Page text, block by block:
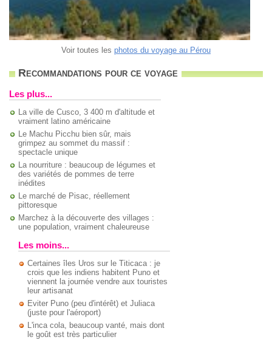
Voir toutes les photos du voyage au Pérou
Recommandations pour ce voyage
Les plus...
La ville de Cusco, 3 400 m d'altitude et
vraiment latino américaine
Le Machu Picchu bien sûr, mais
grimpez au sommet du massif :
spectacle unique
La nourriture : beaucoup de légumes et
des variétés de pommes de terre
inédites
Le marché de Pisac, réellement
pittoresque
Marchez à la découverte des villages :
une population, vraiment chaleureuse
Les moins...
Certaines îles Uros sur le Titicaca : je
crois que les indiens habitent Puno et
viennent la journée vendre aux touristes
leur artisanat
Eviter Puno (peu d'intérêt) et Juliaca
(juste pour l'aéroport)
L'inca cola, beaucoup vanté, mais dont
le goût est très particulier